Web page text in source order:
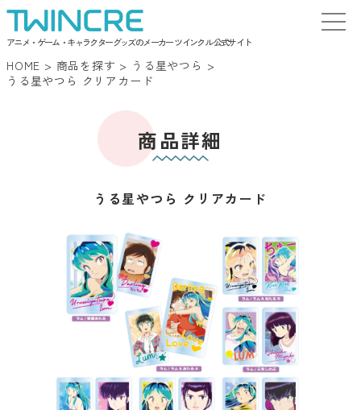
アニメ・ゲーム・キャラクターグッズのメーカー ツインクル 公式サイト
HOME > 商品を探す > うる星やつら >
うる星やつら クリアカード
商品詳細
うる星やつら クリアカード